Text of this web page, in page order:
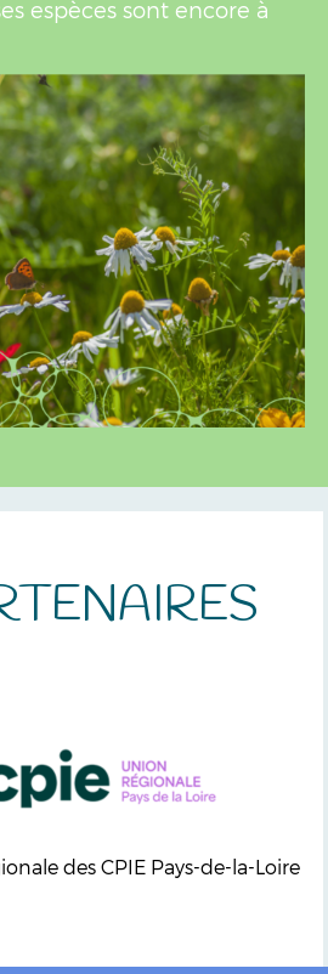
espèces sont encore à
des CPIE Pays-de-la-Loire